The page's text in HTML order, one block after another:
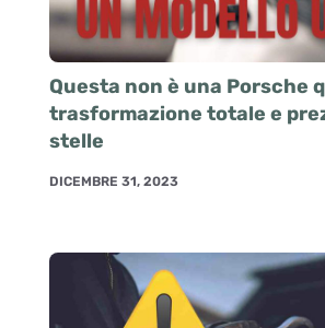
Questa non è una Porsche
trasformazione totale e
stelle
DICEMBRE 31, 2023